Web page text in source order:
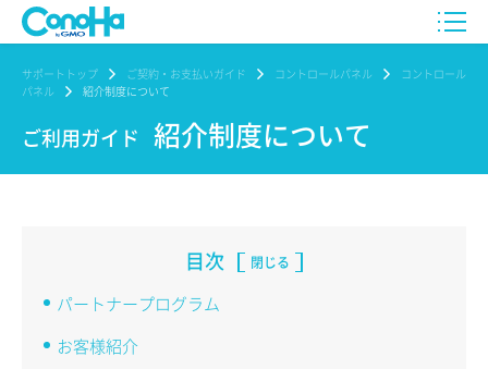
サポートトップ ご契約・お支払いガイド コントロールパネル
コントロール
パネル
紹介制度について
ご利用ガイド 紹介制度について
目次 閉じる
パートナープログラム
お客様紹介